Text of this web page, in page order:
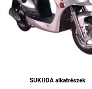
SUKIIDA alkatrészek